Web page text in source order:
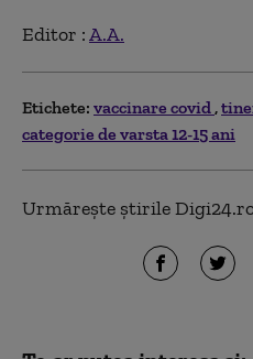
Editor :A.A.
Etichete: vaccinare covid
categorie de varsta 12-15 ani
Urmărește știrile